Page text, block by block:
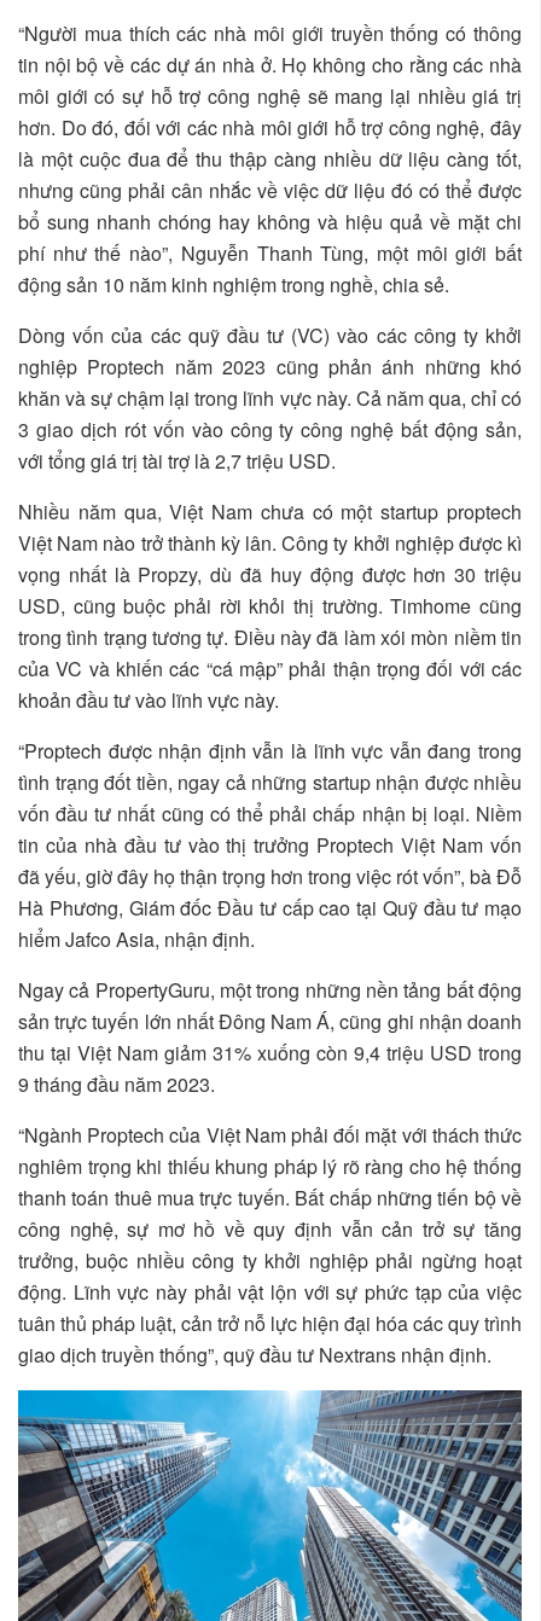
“Người mua thích các nhà môi giới truyền thống có thông
tin nội bộ về các dự án nhà ở. Họ không cho rằng các nhà
môi giới có sự hỗ trợ công nghệ sẽ mang lại nhiều giá trị
hơn. Do đó, đối với các nhà môi giới hỗ trợ công nghệ, đây
là một cuộc đua để thu thập càng nhiều dữ liệu càng tốt,
nhưng cũng phải cân nhắc về việc dữ liệu đó có thể được
bổ sung nhanh chóng hay không và hiệu quả về mặt chi
phí như thế nào”, Nguyễn Thanh Tùng, một môi giới bất
động sản 10 năm kinh nghiệm trong nghề, chia sẻ.
Dòng vốn của các quỹ đầu tư (VC) vào các công ty khởi
nghiệp Proptech năm 2023 cũng phản ánh những khó
khăn và sự chậm lại trong lĩnh vực này. Cả năm qua, chỉ có
3 giao dịch rót vốn vào công ty công nghệ bất động sản,
với tổng giá trị tài trợ là 2,7 triệu USD.
Nhiều năm qua, Việt Nam chưa có một startup proptech
Việt Nam nào trở thành kỳ lân. Công ty khởi nghiệp được kì
vọng nhất là Propzy, dù đã huy động được hơn 30 triệu
USD, cũng buộc phải rời khỏi thị trường. Timhome cũng
trong tình trạng tương tự. Điều này đã làm xói mòn niềm tin
của VC và khiến các “cá mập” phải thận trọng đối với các
khoản đầu tư vào lĩnh vực này.
“Proptech được nhận định vẫn là lĩnh vực vẫn đang trong
tình trạng đốt tiền, ngay cả những startup nhận được nhiều
vốn đầu tư nhất cũng có thể phải chấp nhận bị loại. Niềm
tin của nhà đầu tư vào thị trưởng Proptech Việt Nam vốn
đã yếu, giờ đây họ thận trọng hơn trong việc rót vốn”, bà Đỗ
Hà Phương, Giám đốc Đầu tư cấp cao tại Quỹ đầu tư mạo
hiểm Jafco Asia, nhận định.
Ngay cả PropertyGuru, một trong những nền tảng bất động
sản trực tuyến lớn nhất Đông Nam Á, cũng ghi nhận doanh
thu tại Việt Nam giảm 31% xuống còn 9,4 triệu USD trong
9 tháng đầu năm 2023.
“Ngành Proptech của Việt Nam phải đối mặt với thách thức
nghiêm trọng khi thiếu khung pháp lý rõ ràng cho hệ thống
thanh toán thuê mua trực tuyến. Bất chấp những tiến bộ về
công nghệ, sự mơ hồ về quy định vẫn cản trở sự tăng
trưởng, buộc nhiều công ty khởi nghiệp phải ngừng hoạt
động. Lĩnh vực này phải vật lộn với sự phức tạp của việc
tuân thủ pháp luật, cản trở nỗ lực hiện đại hóa các quy trình
giao dịch truyền thống”, quỹ đầu tư Nextrans nhận định.